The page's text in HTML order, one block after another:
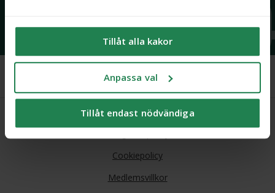
komma att behandlas genom kakor, eftersom vi bl. a.
säljer integritetskänsliga produkter som receptfria
läkemedel och produkter relaterade till hälsostatus
och sex. När du samtycker till kakor samtycker du
också till att känsliga personuppgifter kan behandlas
för samma ändamål.
Du kan ändra/dra tillbaka ditt samtycke och läsa mer
om vilka kakor vi använder under ’Anpassa val’. Läs
mer om kakorhär.
Tillåt alla kakor
Anpassa val
Tillåt endast nödvändiga
Köpvillkor
Cookiepolicy
Medlemsvillkor